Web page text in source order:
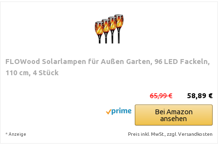
FLOWood Solarlampen für Außen Garten, 96 LED Fackeln,
110 cm, 4 Stück
58,89 €
65,99 €
Bei Amazon
ansehen
* Anzeige Preis inkl. MwSt., zzgl. Versandkosten